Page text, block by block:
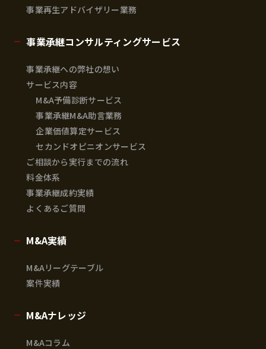
事業再生アドバイザリー業務
事業承継コンサルティングサービス
事業承継への弊社の想い
サービス内容
M&A予備診断サービス
事業承継M&A助言業務
企業価値算定サービス
セカンドオピニオンサービス
ご相談から実行までの流れ
料金体系
事業承継成約実績
よくあるご質問
M&A実績
M&Aリーグテーブル
案件実績
M&Aナレッジ
M&Aコラム